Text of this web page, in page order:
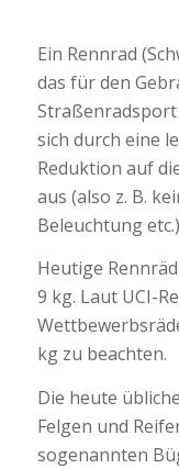
Ein Rennrad
das für den
sich durch eine
Reduktion auf
aus (also z. B.
Beleuchtung
Heutige
9 kg. Laut UCI-
kg zu beachten.
Die heute
Felgen und
sogenannten